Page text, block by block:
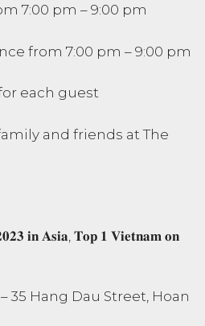
7:00 pm – 9:00 pm
from 7:00 pm – 9:00 pm
each guest
and friends at The
𝐢𝐧 𝐀𝐬𝐢𝐚, 𝐓𝐨𝐩 𝟏 𝐕𝐢𝐞𝐭𝐧𝐚𝐦 𝐨𝐧
35 Hang Dau Street, Hoan